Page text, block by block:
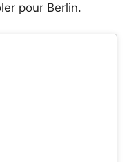
pour Berlin.